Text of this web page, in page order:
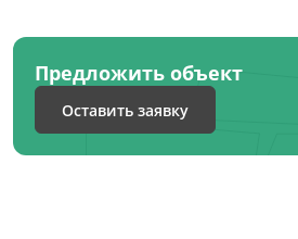
Предложить объект
Оставить заявку